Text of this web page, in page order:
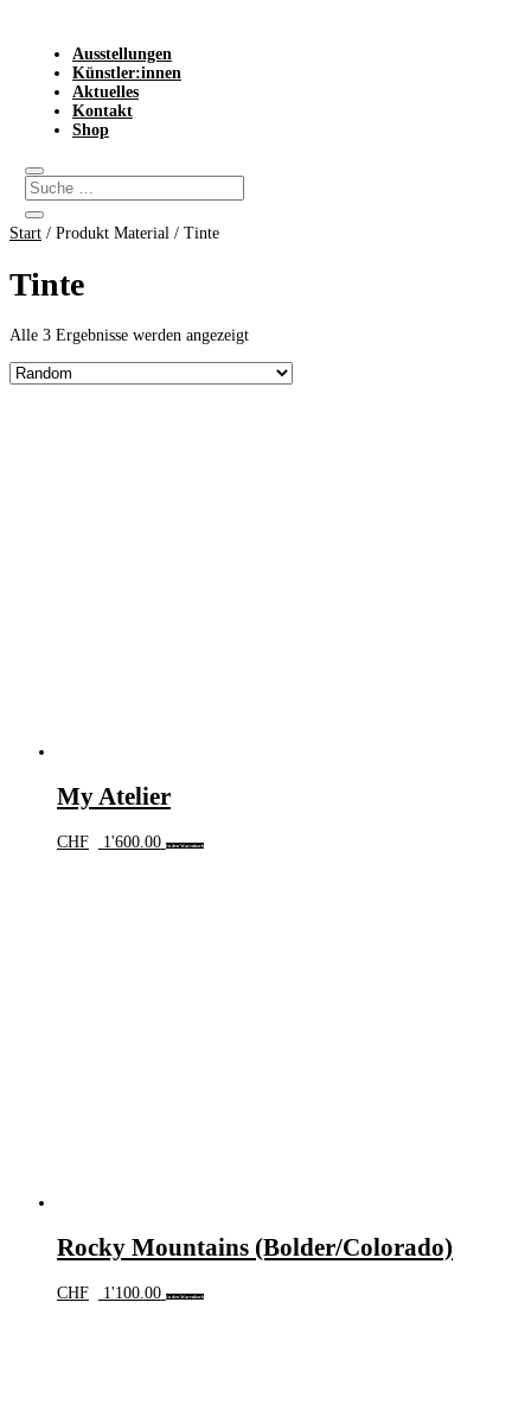
Ausstellungen
Künstler:innen
Aktuelles
Kontakt
Shop
Start / Produkt Material / Tinte
Tinte
Alle 3 Ergebnisse werden angezeigt
My Atelier
CHF 1'600.00 In den Warenkorb
Rocky Mountains (Bolder/Colorado)
CHF 1'100.00 In den Warenkorb